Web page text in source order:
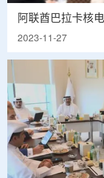
阿联酋巴拉卡核
2023-11-27